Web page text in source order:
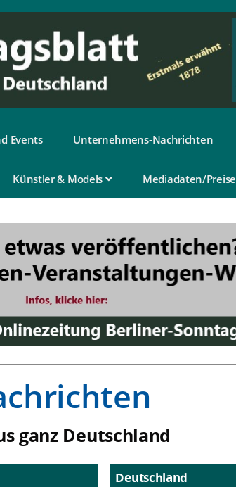
Events Unternehmens-Nachrichten
Künstler & Models Mediadaten/Preise
ganz Deutschland
Deutschland